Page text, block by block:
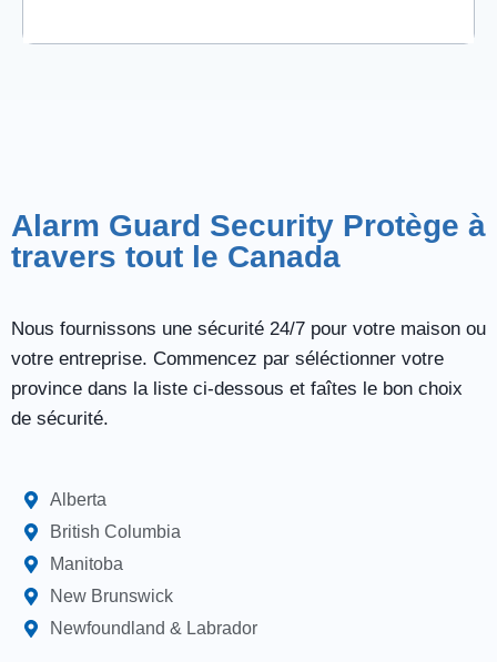
Alarm Guard Security Protège à
travers tout le Canada
Nous fournissons une sécurité 24/7 pour votre maison ou
votre entreprise. Commencez par séléctionner votre
province dans la liste ci-dessous et faîtes le bon choix
de sécurité.
Alberta
British Columbia
Manitoba
New Brunswick
Newfoundland & Labrador